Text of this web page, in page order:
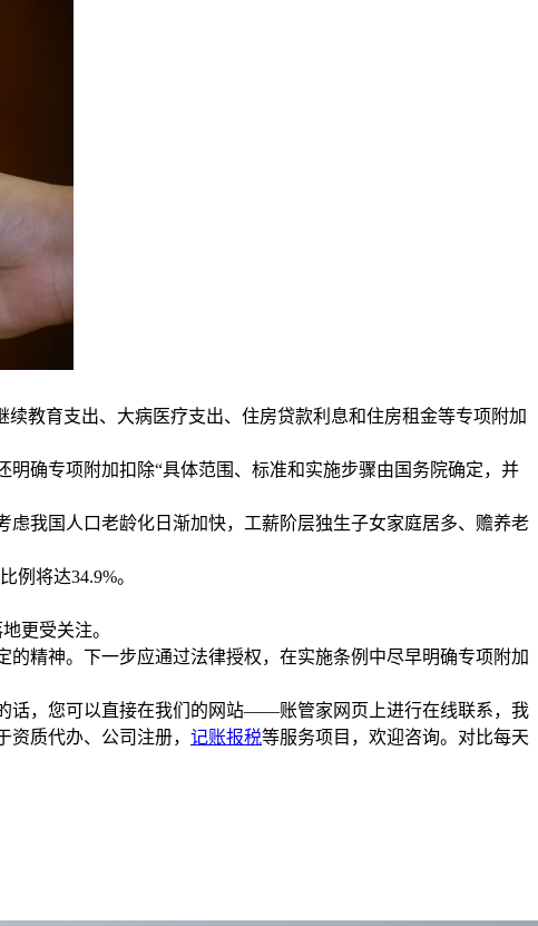
教育支出、大病医疗支出、住房贷款利息和住房租金等专项附加
确专项附加扣除“具体范围、标准和实施步骤由国务院确定，并
我国人口老龄化日渐加快，工薪阶层独生子女家庭居多、赡养老
将达34.9%。
更受关注。
的精神。下一步应通过法律授权，在实施条例中尽早明确专项附加
话，您可以直接在我们的网站——账管家网页上进行在线联系，我
质代办、公司注册， 记账报税等服务项目，欢迎咨询。对比每天